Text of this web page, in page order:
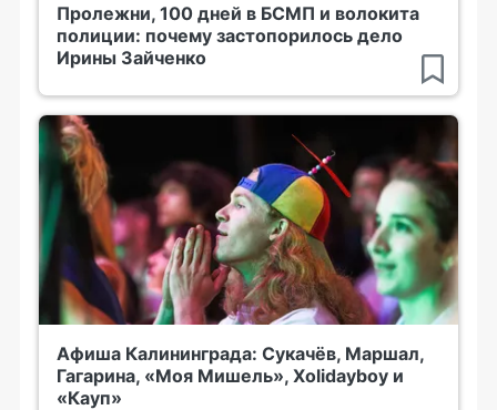
Пролежни, 100 дней в БСМП и волокита
полиции: почему застопорилось дело
Ирины Зайченко
Афиша Калининграда: Сукачёв, Маршал,
Гагарина, «Моя Мишель», Xolidayboy и
«Кауп»